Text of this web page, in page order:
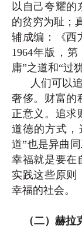
以自己夸耀的
的贫穷为耻；
辅成编：《西
1964年版，第
庸”之道和“过
人们可以
奢侈。财富的
正意义。追求
道德的方式，
道”也是异曲
幸福就是要在
实践这些原则
幸福的社会。
（二）赫拉